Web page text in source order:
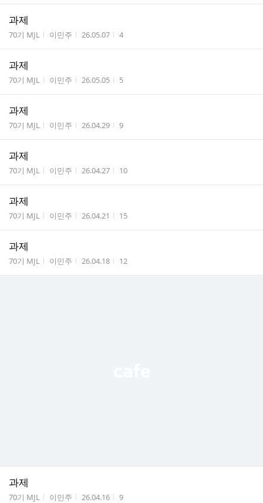
과제
게시판명
70기 MJL 작성자
이민주 작성시간
26.05.07 조회수
4
과제
게시판명
70기 MJL 작성자
이민주 작성시간
26.05.05 조회수
5
과제
게시판명
70기 MJL 작성자
이민주 작성시간
26.04.29 조회수
9
과제
게시판명
70기 MJL 작성자
이민주 작성시간
26.04.27 조회수
10
과제
게시판명
70기 MJL 작성자
이민주 작성시간
26.04.21 조회수
15
과제
게시판명
70기 MJL 작성자
이민주 작성시간
26.04.18 조회수
12
과제
게시판명
70기 MJL 작성자
이민주 작성시간
26.04.16 조회수
9